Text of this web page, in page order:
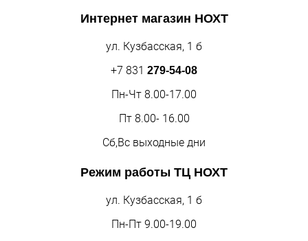
Интернет магазин НОХТ
ул. Кузбасская, 1 б
+7 831 279-54-08
Пн-Чт 8.00-17.00
Пт 8.00- 16.00
Сб,Вс выходные дни
Режим работы ТЦ НОХТ
ул. Кузбасская, 1 б
Пн-Пт 9.00-19.00